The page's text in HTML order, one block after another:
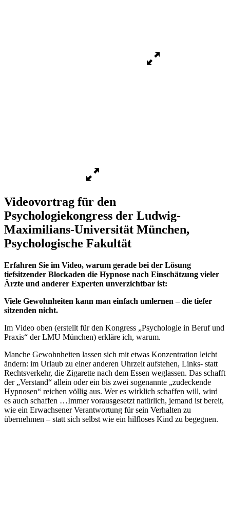
Videovortrag für den
Psychologiekongress der Ludwig-
Maximilians-Universität München,
Psychologische Fakultät
Erfahren Sie im Video, warum gerade bei der Lösung
tiefsitzender Blockaden die Hypnose nach Einschätzung vieler
Ärzte und anderer Experten unverzichtbar ist:
Viele Gewohnheiten kann man einfach umlernen – die tiefer
sitzenden nicht.
Im Video oben (erstellt für den Kongress „Psychologie in Beruf und
Praxis“ der LMU München) erkläre ich, warum.
Manche Gewohnheiten lassen sich mit etwas Konzentration leicht
ändern: im Urlaub zu einer anderen Uhrzeit aufstehen, Links- statt
Rechtsverkehr, die Zigarette nach dem Essen weglassen. Das schafft
der „Verstand“ allein oder ein bis zwei sogenannte „zudeckende
Hypnosen“ reichen völlig aus. Wer es wirklich schaffen will, wird
es auch schaffen …Immer vorausgesetzt natürlich, jemand ist bereit,
wie ein Erwachsener Verantwortung für sein Verhalten zu
übernehmen – statt sich selbst wie ein hilfloses Kind zu begegnen.